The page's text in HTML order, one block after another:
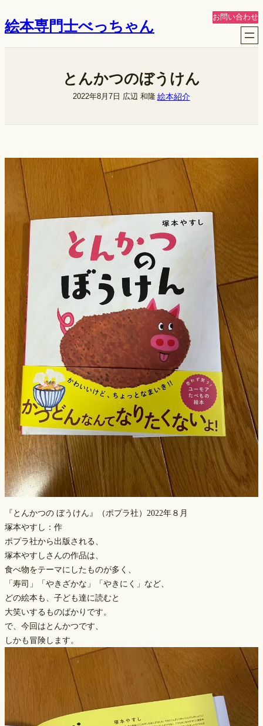
容
絵本専門士べっちゃん
お問い合わせ
とんかつのぼうけん
2022年8月7日 広辺 和隆 絵本紹介
『とんかつの ぼうけん』（ポプラ社）2022年８月
塚本やすし：作
ポプラ社から出版される、
塚本やすしさんの作品は、
食べ物をテーマにしたものが多く、
「寿司」「やきざかな」「やきにく」など、
どの絵本も、子ども達に読むと
大笑いするものばかりです。
で、今回はとんかつです、
しかも冒険します。